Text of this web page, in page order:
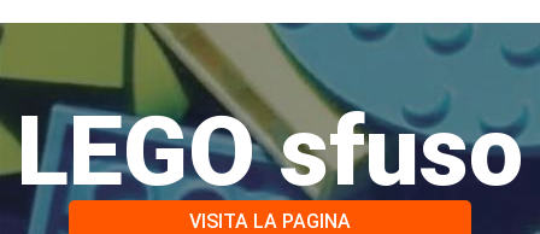
LEGO sfuso
VISITA LA PAGINA